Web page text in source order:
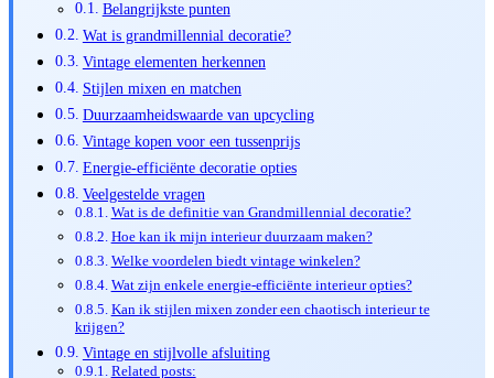
Belangrijkste punten
Wat is grandmillennial decoratie?
Vintage elementen herkennen
Stijlen mixen en matchen
Duurzaamheidswaarde van upcycling
Vintage kopen voor een tussenprijs
Energie-efficiënte decoratie opties
Veelgestelde vragen
Wat is de definitie van Grandmillennial decoratie?
Hoe kan ik mijn interieur duurzaam maken?
Welke voordelen biedt vintage winkelen?
Wat zijn enkele energie-efficiënte interieur opties?
Kan ik stijlen mixen zonder een chaotisch interieur te
krijgen?
Vintage en stijlvolle afsluiting
Related posts: